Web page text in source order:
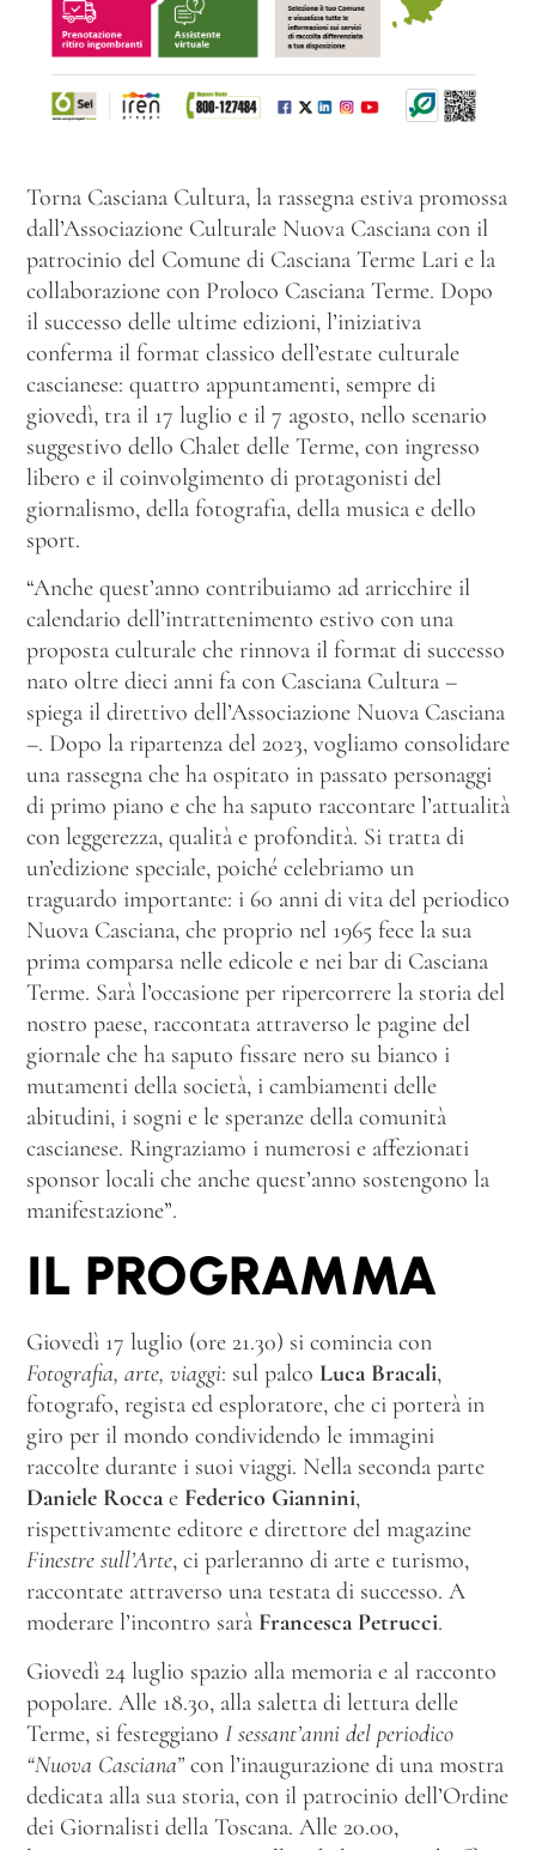
Torna Casciana Cultura, la rassegna estiva promossa
dall’Associazione Culturale Nuova Casciana con il
patrocinio del Comune di Casciana Terme Lari e la
collaborazione con Proloco Casciana Terme. Dopo
il successo delle ultime edizioni, l’iniziativa
conferma il format classico dell’estate culturale
cascianese: quattro appuntamenti, sempre di
giovedì, tra il 17 luglio e il 7 agosto, nello scenario
suggestivo dello Chalet delle Terme, con ingresso
libero e il coinvolgimento di protagonisti del
giornalismo, della fotografia, della musica e dello
sport.
“Anche quest’anno contribuiamo ad arricchire il
calendario dell’intrattenimento estivo con una
proposta culturale che rinnova il format di successo
nato oltre dieci anni fa con Casciana Cultura –
spiega il direttivo dell’Associazione Nuova Casciana
–. Dopo la ripartenza del 2023, vogliamo consolidare
una rassegna che ha ospitato in passato personaggi
di primo piano e che ha saputo raccontare l’attualità
con leggerezza, qualità e profondità. Si tratta di
un’edizione speciale, poiché celebriamo un
traguardo importante: i 60 anni di vita del periodico
Nuova Casciana, che proprio nel 1965 fece la sua
prima comparsa nelle edicole e nei bar di Casciana
Terme. Sarà l’occasione per ripercorrere la storia del
nostro paese, raccontata attraverso le pagine del
giornale che ha saputo fissare nero su bianco i
mutamenti della società, i cambiamenti delle
abitudini, i sogni e le speranze della comunità
cascianese. Ringraziamo i numerosi e affezionati
sponsor locali che anche quest’anno sostengono la
manifestazione”.
IL PROGRAMMA
Giovedì 17 luglio (ore 21.30) si comincia con
Fotografia, arte, viaggi: sul palco Luca Bracali,
fotografo, regista ed esploratore, che ci porterà in
giro per il mondo condividendo le immagini
raccolte durante i suoi viaggi. Nella seconda parte
Daniele Rocca e Federico Giannini,
rispettivamente editore e direttore del magazine
Finestre sull’Arte, ci parleranno di arte e turismo,
raccontate attraverso una testata di successo. A
moderare l’incontro sarà Francesca Petrucci.
Giovedì 24 luglio spazio alla memoria e al racconto
popolare. Alle 18.30, alla saletta di lettura delle
Terme, si festeggiano I sessant’anni del periodico
“Nuova Casciana” con l’inaugurazione di una mostra
dedicata alla sua storia, con il patrocinio dell’Ordine
dei Giornalisti della Toscana. Alle 20.00,